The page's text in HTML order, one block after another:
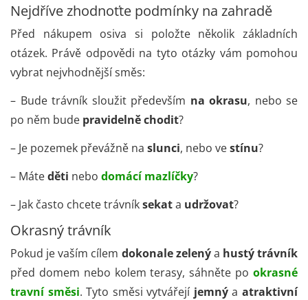
Nejdříve zhodnoťte podmínky na zahradě
Před nákupem osiva si položte několik základních
otázek. Právě odpovědi na tyto otázky vám pomohou
vybrat nejvhodnější směs:
– Bude trávník sloužit především na okrasu, nebo se
po něm bude pravidelně chodit?
– Je pozemek převážně na slunci, nebo vestínu?
– Máteděti nebo domácí mazlíčky?
– Jak často chcete trávníksekata udržovat?
Okrasný trávník
Pokud je vaším cílem dokonale zelenýa hustý trávník
před domem nebo kolem terasy, sáhněte po okrasné
travní směsi. Tyto směsi vytvářejí jemnýa atraktivní